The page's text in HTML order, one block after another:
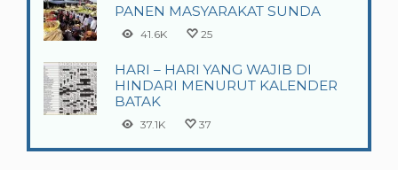
PANEN MASYARAKAT SUNDA
41.6K 25
HARI – HARI YANG WAJIB DI
HINDARI MENURUT KALENDER
BATAK
37.1K 37